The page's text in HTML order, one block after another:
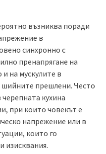
възниква поради
в
синхронно с
пренапрягане на
и на мускулите в
шийните прешлени. Често
кухина
при които човекът е
напрежение или в
които го
изисквания.